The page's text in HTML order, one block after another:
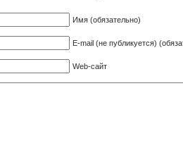
Имя (обязательно)
E-mail (не публикуется)
Web-сайт